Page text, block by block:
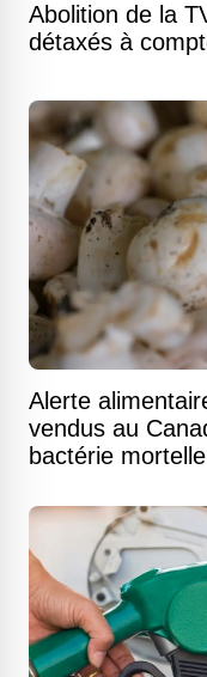
Abolition de la
détaxés à
Alerte
vendus au
bactérie mortelle